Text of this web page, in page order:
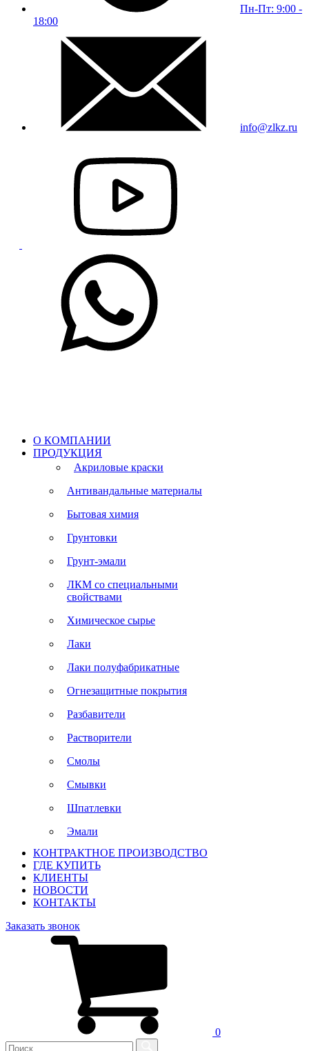
Пн-Пт: 9:00 -
18:00
info@zlkz.ru
О КОМПАНИИ
ПРОДУКЦИЯ
Акриловые краски
Антивандальные материалы
Бытовая химия
Грунтовки
Грунт-эмали
ЛКМ со специальными
свойствами
Химическое сырье
Лаки
Лаки полуфабрикатные
Огнезащитные покрытия
Разбавители
Растворители
Смолы
Смывки
Шпатлевки
Эмали
КОНТРАКТНОЕ ПРОИЗВОДСТВО
ГДЕ КУПИТЬ
КЛИЕНТЫ
НОВОСТИ
КОНТАКТЫ
Заказать звонок
0